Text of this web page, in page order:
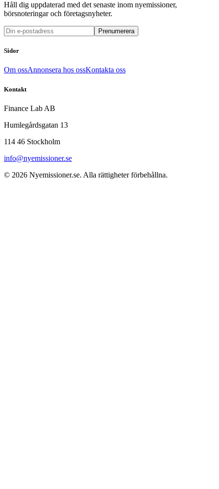
Håll dig uppdaterad med det senaste inom nyemissioner,
börsnoteringar och företagsnyheter.
Prenumerera
Sidor
Om ossAnnonsera hos ossKontakta oss
Kontakt
Finance Lab AB
Humlegårdsgatan 13
114 46 Stockholm
info@nyemissioner.se
© 2026 Nyemissioner.se. Alla rättigheter förbehållna.